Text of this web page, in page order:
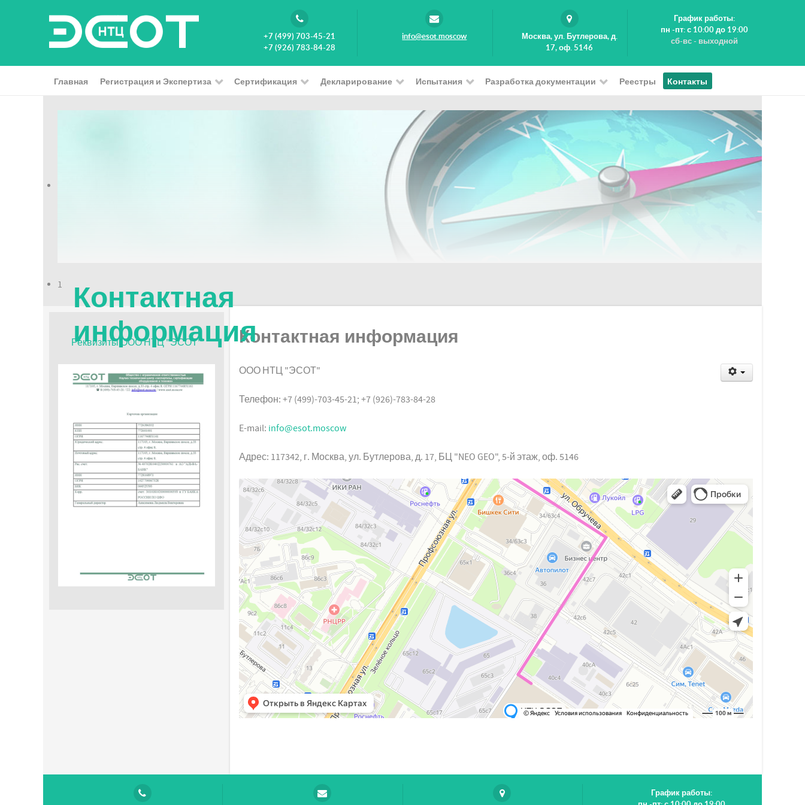
+7 (499) 703-45-21
+7 (926) 783-84-28
info@esot.moscow
Москва, ул. Бутлерова, д.
17, оф. 5146
График работы:
пн -пт: с 10:00 до 19:00
сб-вс - выходной
Главная Регистрация и Экспертиза Сертификация Декларирование Испытания Разработка документации Реестры Контакты
Контактная
информация
1
Реквизиты ООО НТЦ "ЭСОТ" Контактная информация
ООО НТЦ "ЭСОТ"
Телефон: +7 (499)-703-45-21; +7 (926)-783-84-28
E-mail: info@esot.moscow
Адрес: 117342, г. Москва, ул. Бутлерова, д. 17, БЦ "NEO GEO", 5-й этаж, оф. 5146
График работы: